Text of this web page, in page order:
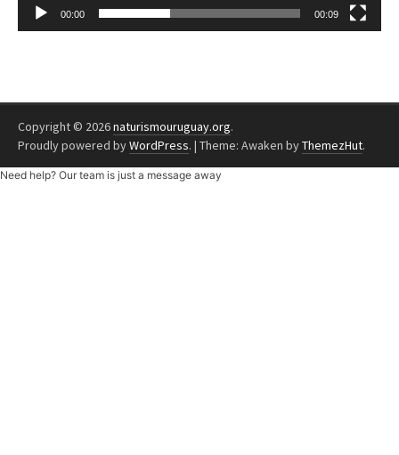
00:00 00:09
Copyright © 2026naturismouruguay.org.
Proudly powered byWordPress. | Theme: Awaken byThemezHut.
Need help? Our team is just a message away